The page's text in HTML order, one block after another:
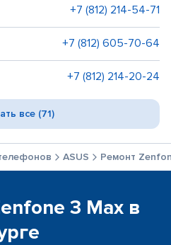
+7 (812) 214-54-71
+7 (812) 605-70-64
+7 (812) 214-20-24
все (71)
ASUS Ремонт
3 Max в